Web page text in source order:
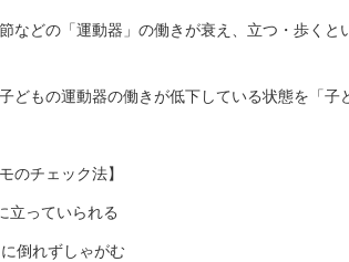
などの「運動器」の働きが衰え、立つ・歩くと
どもの運動器の働きが低下している状態を「子
のチェック法】
っていられる
倒れずしゃがむ